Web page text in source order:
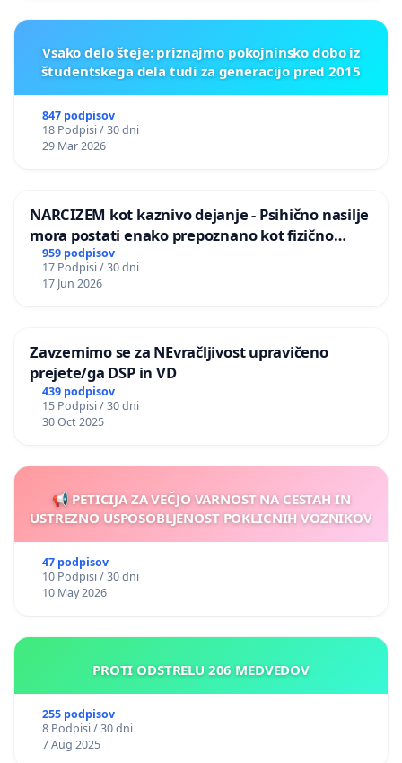
Vsako delo šteje: priznajmo pokojninsko dobo iz
študentskega dela tudi za generacijo pred 2015
847 podpisov
18 Podpisi / 30 dni
29 Mar 2026
NARCIZEM kot kaznivo dejanje - Psihično nasilje
mora postati enako prepoznano kot fizično
nasilje
959 podpisov
17 Podpisi / 30 dni
17 Jun 2026
Zavzemimo se za NEvračljivost upravičeno
prejete/ga DSP in VD
439 podpisov
15 Podpisi / 30 dni
30 Oct 2025
📢 PETICIJA ZA VEČJO VARNOST NA CESTAH IN
USTREZNO USPOSOBLJENOST POKLICNIH VOZNIKOV
47 podpisov
10 Podpisi / 30 dni
10 May 2026
PROTI ODSTRELU 206 MEDVEDOV
255 podpisov
8 Podpisi / 30 dni
7 Aug 2025